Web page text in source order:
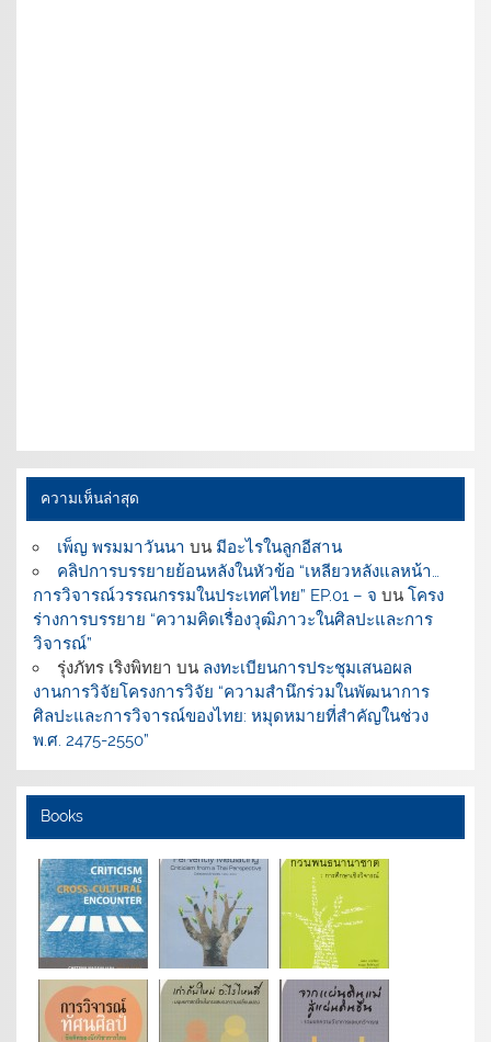
ความเห็นล่าสุด
เพ็ญ พรมมาวันนา บน มีอะไรในลูกอีสาน
คลิปการบรรยายย้อนหลังในหัวข้อ “เหลียวหลังแลหน้า…
การวิจารณ์วรรณกรรมในประเทศไทย” EP.01 – จ บน โครง
ร่างการบรรยาย “ความคิดเรื่องวุฒิภาวะในศิลปะและการ
วิจารณ์”
รุ่งภัทร เริงพิทยา บน ลงทะเบียนการประชุมเสนอผล
งานการวิจัยโครงการวิจัย “ความสำนึกร่วมในพัฒนาการ
ศิลปะและการวิจารณ์ของไทย: หมุดหมายที่สำคัญในช่วง
พ.ศ. 2475-2550”
Books